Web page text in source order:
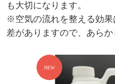
も大切になります。
※空気の流れを整える効
差がありますので、あらか